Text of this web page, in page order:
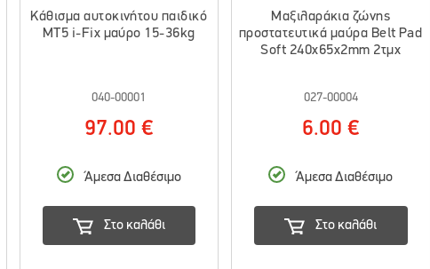
Κάθισμα αυτοκινήτου παιδικό
MT5 i-Fix μαύρο 15-36kg
040-00001
97.00 €
Άμεσα Διαθέσιμο
Στο καλάθι
Μαξιλαράκια ζώνης
προστατευτικά μαύρα Belt Pad
Soft 240x65x2mm 2τμχ
027-00004
6.00 €
Άμεσα Διαθέσιμο
Στο καλάθι